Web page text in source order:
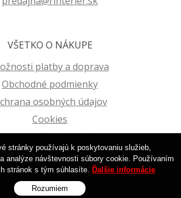
VŠETKO O NÁKUPE
platby a doprava
Obchodné podmienky
osobných údajov
Cookies
Reklamačný poriadok
Tapety na stenu | R-Interier Zvolen | Eshop •tvorba
webhostingspoločnosti
stránky používajú k poskytovaniu služieb,
analýze návštevnosti súbory cookie. Používaním
stránok s tým súhlasíte. Ďalšie informácie
Rozumiem